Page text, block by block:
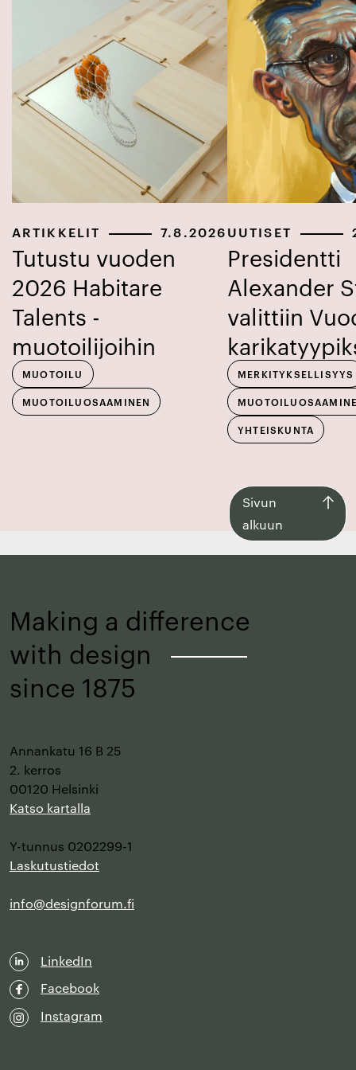
ARTIKKELIT 7.8.2026
Tutustu vuoden
2026 Habitare
Talents -
muotoilijoihin
MUOTOILU
MUOTOILUOSAAMINEN
UUTISET
Presidentti
Alexander
valittiin
MERKITYKSELLISYYS
YHTEISKUNTA
Sivun
alkuun
sivun
Making a difference
with design
since 1875
Annankatu 16 B 25
2. kerros
00120 Helsinki
Katso kartalla
Y-tunnus 0202299-1
Laskutustiedot
info@designforum.fi
LinkedIn
Facebook
Instagram